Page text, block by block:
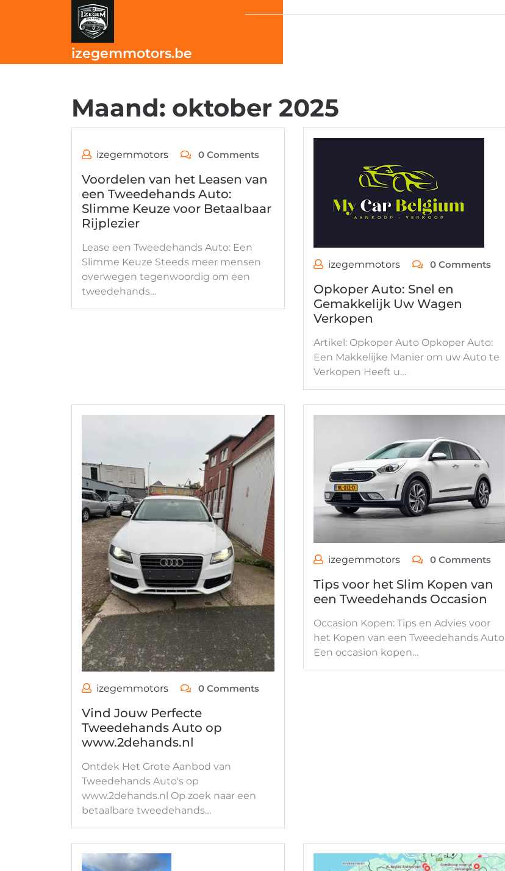
izegemmotors.be
Maand: oktober 2025
izegemmotors 0 Comments
Voordelen van het Leasen van
een Tweedehands Auto:
Slimme Keuze voor Betaalbaar
Rijplezier
Lease een Tweedehands Auto: Een
Slimme Keuze Steeds meer mensen
overwegen tegenwoordig om een
tweedehands…
izegemmotors 0 Comments
Opkoper Auto: Snel en
Gemakkelijk Uw Wagen
Verkopen
Artikel: Opkoper Auto Opkoper Auto:
Een Makkelijke Manier om uw Auto te
Verkopen Heeft u…
izegemmotors 0 Comments
Vind Jouw Perfecte
Tweedehands Auto op
www.2dehands.nl
Ontdek Het Grote Aanbod van
Tweedehands Auto's op
www.2dehands.nl Op zoek naar een
betaalbare tweedehands…
izegemmotors 0 Comments
Tips voor het Slim Kopen van
een Tweedehands Occasion
Occasion Kopen: Tips en Advies voor
het Kopen van een Tweedehands Auto
Een occasion kopen…